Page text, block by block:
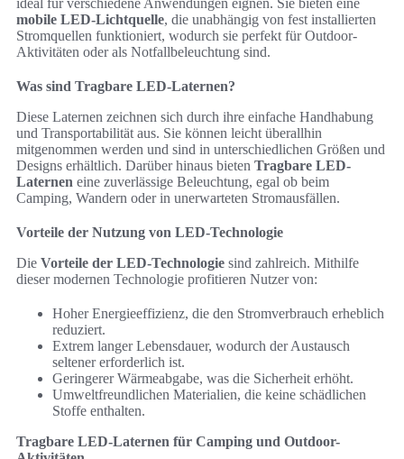
ideal für verschiedene Anwendungen eignen. Sie bieten eine
mobile LED-Lichtquelle, die unabhängig von fest installierten
Stromquellen funktioniert, wodurch sie perfekt für Outdoor-
Aktivitäten oder als Notfallbeleuchtung sind.
Was sind Tragbare LED-Laternen?
Diese Laternen zeichnen sich durch ihre einfache Handhabung
und Transportabilität aus. Sie können leicht überallhin
mitgenommen werden und sind in unterschiedlichen Größen und
Designs erhältlich. Darüber hinaus bieten Tragbare LED-
Laternen eine zuverlässige Beleuchtung, egal ob beim
Camping, Wandern oder in unerwarteten Stromausfällen.
Vorteile der Nutzung von LED-Technologie
Die Vorteile der LED-Technologie sind zahlreich. Mithilfe
dieser modernen Technologie profitieren Nutzer von:
Hoher Energieeffizienz, die den Stromverbrauch erheblich
reduziert.
Extrem langer Lebensdauer, wodurch der Austausch
seltener erforderlich ist.
Geringerer Wärmeabgabe, was die Sicherheit erhöht.
Umweltfreundlichen Materialien, die keine schädlichen
Stoffe enthalten.
Tragbare LED-Laternen für Camping und Outdoor-